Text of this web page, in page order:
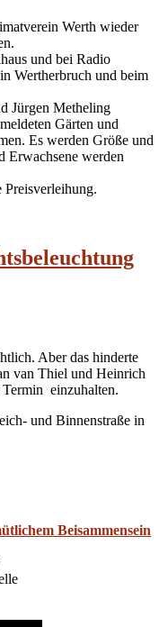
Werth wieder
und bei Radio
Wertherbruch und beim
Jürgen Metheling
Gärten und
Es werden Größe und
Erwachsene werden
Preisverleihung.
Aber das hinderte
van Thiel und Heinrich
Termin einzuhalten.
und Binnenstraße in
Beisammensein